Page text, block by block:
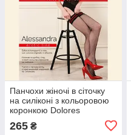
Панчохи жіночі в сіточку
на силіконі з кольоровою
коронкою Dolores
Alessandra Rete чорні 1/2
3/4 5/6 - р. 1/2
265 ₴